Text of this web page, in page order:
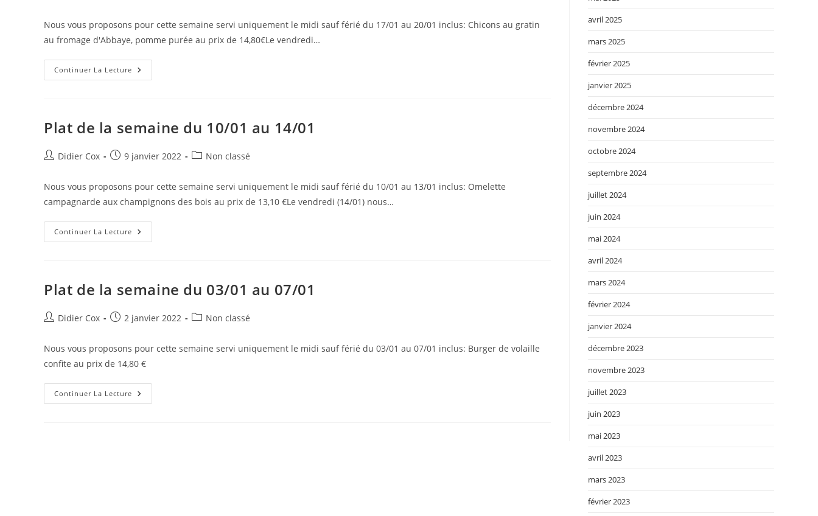
Nous vous proposons pour cette semaine servi uniquement le midi sauf férié du 17/01 au 20/01 inclus: Chicons au gratin
au fromage d'Abbaye, pomme purée au prix de 14,80€Le vendredi…
Continuer La Lecture
Plat de la semaine du 10/01 au 14/01
Didier Cox 9 janvier 2022 Non classé
Nous vous proposons pour cette semaine servi uniquement le midi sauf férié du 10/01 au 13/01 inclus: Omelette
campagnarde aux champignons des bois au prix de 13,10 €Le vendredi (14/01) nous…
Continuer La Lecture
Plat de la semaine du 03/01 au 07/01
Didier Cox 2 janvier 2022 Non classé
Nous vous proposons pour cette semaine servi uniquement le midi sauf férié du 03/01 au 07/01 inclus: Burger de volaille
confite au prix de 14,80 €
Continuer La Lecture
avril 2025
mars 2025
février 2025
janvier 2025
décembre 2024
novembre 2024
octobre 2024
septembre 2024
juillet 2024
juin 2024
mai 2024
avril 2024
mars 2024
février 2024
janvier 2024
décembre 2023
novembre 2023
juillet 2023
juin 2023
mai 2023
avril 2023
mars 2023
février 2023